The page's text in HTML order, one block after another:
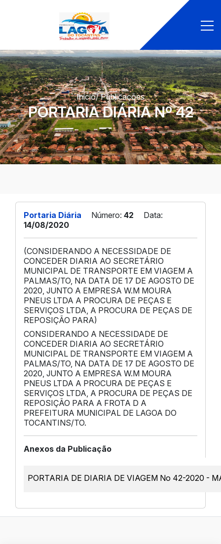
Início/ Publicações
PORTARIA DIÁRIA Nº 42
Portaria Diária Número: 42
Data:
14/08/2020
(CONSIDERANDO A NECESSIDADE DE
CONCEDER DIARIA AO SECRETÁRIO
MUNICIPAL DE TRANSPORTE EM VIAGEM A
PALMAS/TO, NA DATA DE 17 DE AGOSTO DE
2020, JUNTO A EMPRESA W.M MOURA
PNEUS LTDA A PROCURA DE PEÇAS E
SERVIÇOS LTDA, A PROCURA DE PEÇAS DE
REPOSIÇÃO PARA)
CONSIDERANDO A NECESSIDADE DE
CONCEDER DIARIA AO SECRETÁRIO
MUNICIPAL DE TRANSPORTE EM VIAGEM A
PALMAS/TO, NA DATA DE 17 DE AGOSTO DE
2020, JUNTO A EMPRESA W.M MOURA
PNEUS LTDA A PROCURA DE PEÇAS E
SERVIÇOS LTDA, A PROCURA DE PEÇAS DE
REPOSIÇÃO PARA A FROTA D A
PREFEITURA MUNICIPAL DE LAGOA DO
TOCANTINS/TO.
Anexos da Publicação
PORTARIA DE DIARIA DE VIAGEM No 42-2020 -